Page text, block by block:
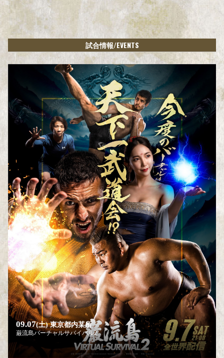
試合情報/EVENTS
09.07(土)東京都内某所
巌流島バーチャルサバイバル2